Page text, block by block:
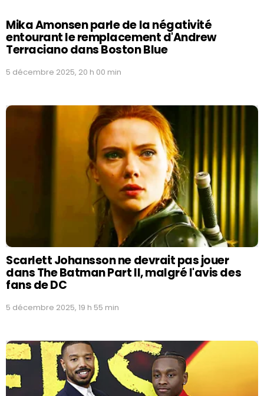
Mika Amonsen parle de la négativité
entourant le remplacement d'Andrew
Terraciano dans Boston Blue
5 décembre 2025, 20 h 00 min
Scarlett Johansson ne devrait pas jouer
dans The Batman Part II, malgré l'avis des
fans de DC
5 décembre 2025, 19 h 55 min